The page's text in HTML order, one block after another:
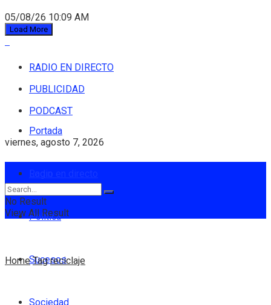
05/08/26 10:09 AM
Load More
RADIO EN DIRECTO
PUBLICIDAD
PODCAST
viernes, agosto 7, 2026
Portada
Política
Sucesos
Sociedad
No Result
View All Result
Home Tag reciclaje